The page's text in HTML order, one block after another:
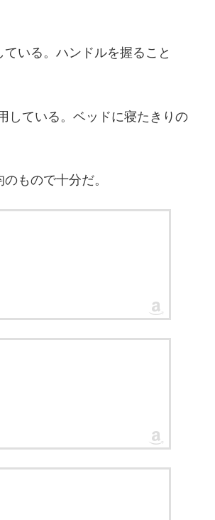
いる。ハンドルを握ること
している。ベッドに寝たきりの
もので十分だ。